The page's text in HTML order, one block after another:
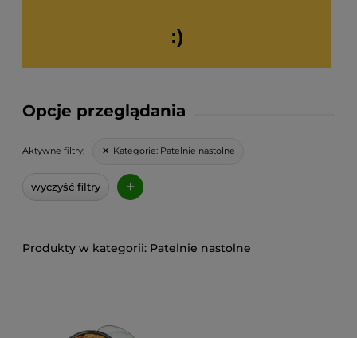
:)
Opcje przeglądania
Aktywne filtry: Kategorie: Patelnie nastolne
wyczyść filtry +
Patelnie nastolne